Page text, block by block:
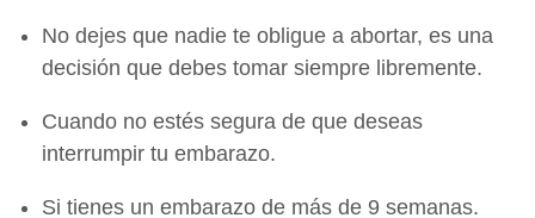
No dejes que nadie te obligue a abortar, es una
decisión que debes tomar siempre libremente.
Cuando no estés segura de que deseas
interrumpir tu embarazo.
Si tienes un embarazo de más de 9 semanas.